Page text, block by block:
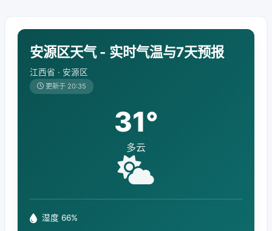
安源区天气 - 实时气温与7天预报
江西省 · 安源区
更新于 20:35
31°
多云
湿度 66%